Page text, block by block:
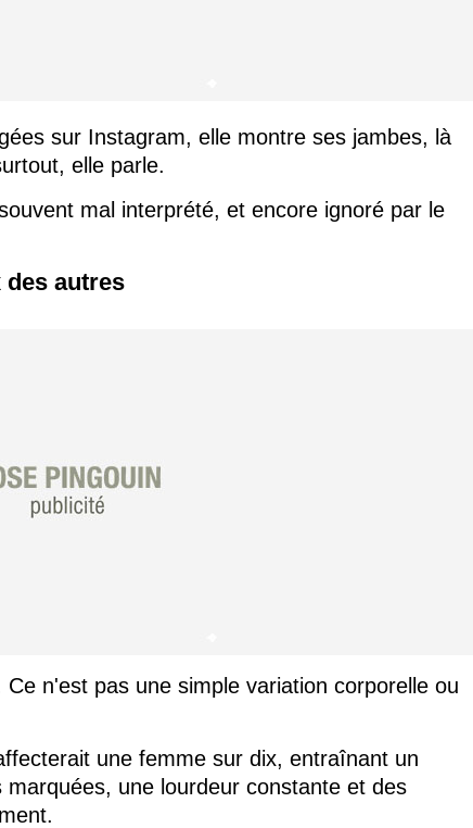
sur Instagram, elle montre ses jambes, là
elle parle.
mal interprété, et encore ignoré par le
des autres
n'est pas une simple variation corporelle ou
une femme sur dix, entraînant un
une lourdeur constante et des